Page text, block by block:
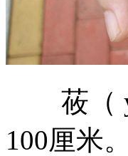
莜（
100厘米